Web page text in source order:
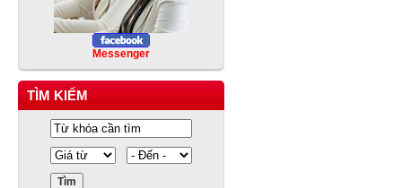
Messenger
TÌM KIẾM